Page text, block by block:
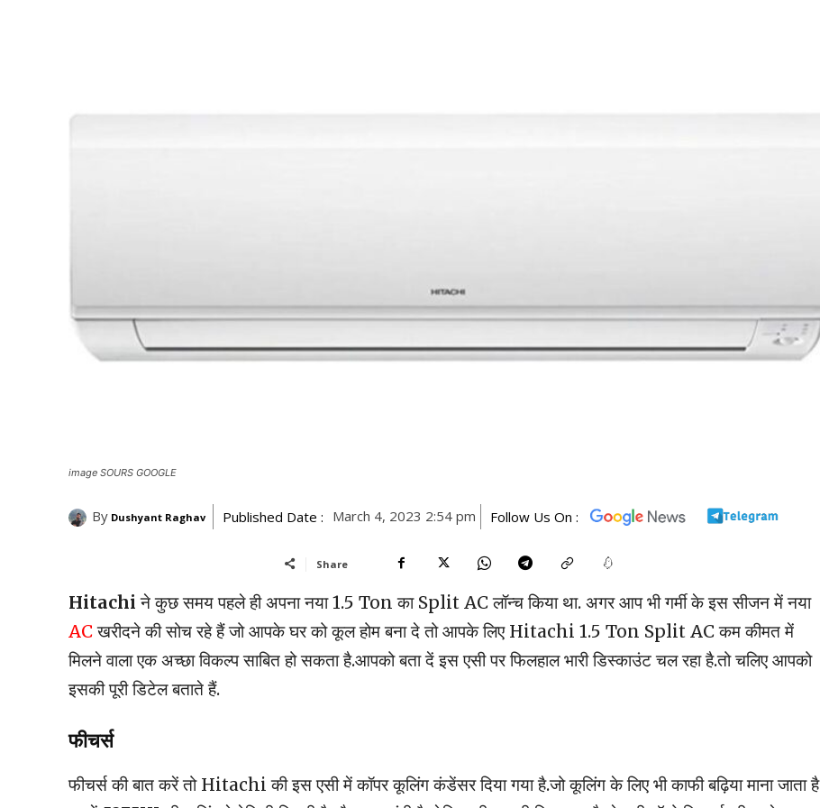
image SOURS GOOGLE
By Dushyant Raghav Published Date : March 4, 2023 2:54 pm Follow Us On :
Share
Hitachiने कुछ समय पहले ही अपना नया 1.5 Ton का Split AC लॉन्च किया था. अगर आप भी गर्मी के इस सीजन में नया
AC खरीदने की सोच रहे हैं जो आपके घर को कूल होम बना दे तो आपके लिए Hitachi 1.5 Ton Split AC कम कीमत में
मिलने वाला एक अच्छा विकल्प साबित हो सकता है.आपको बता दें इस एसी पर फिलहाल भारी डिस्काउंट चल रहा है.तो चलिए आपको
इसकी पूरी डिटेल बताते हैं.
फीचर्स
फीचर्स की बात करें तो Hitachi की इस एसी में कॉपर कूलिंग कंडेंसर दिया गया है.जो कूलिंग के लिए भी काफी बढ़िया माना जाता है